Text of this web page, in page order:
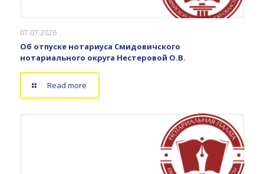
07.07.2026
Об отпуске нотариуса Смидовичского
нотариального округа Нестеровой О.В.
Read more